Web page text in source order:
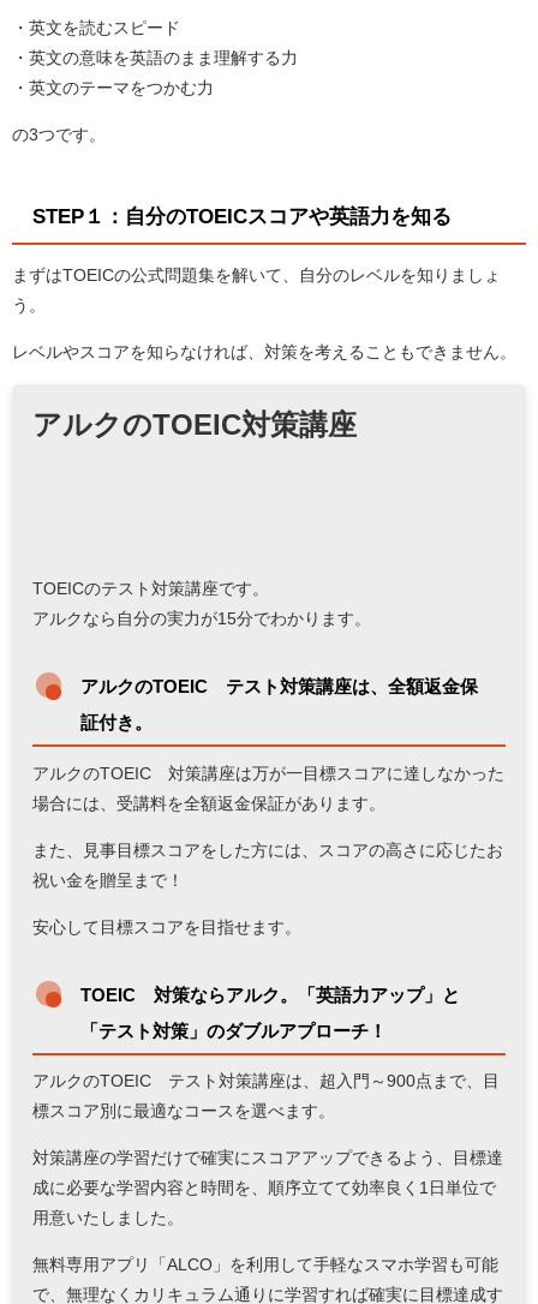
・英文を読むスピード
・英文の意味を英語のまま理解する力
・英文のテーマをつかむ力
の3つです。
STEP１：自分のTOEICスコアや英語力を知る
まずはTOEICの公式問題集を解いて、自分のレベルを知りましょ
う。
レベルやスコアを知らなければ、対策を考えることもできません。
アルクのTOEIC対策講座
TOEICのテスト対策講座です。
アルクなら自分の実力が15分でわかります。
アルクのTOEIC®テスト対策講座は、全額返金保
証付き。
アルクのTOEIC®対策講座は万が一目標スコアに達しなかった
場合には、受講料を全額返金保証があります。
また、見事目標スコアをした方には、スコアの高さに応じたお
祝い金を贈呈まで！
安心して目標スコアを目指せます。
TOEIC®対策ならアルク。「英語力アップ」と
「テスト対策」のダブルアプローチ！
アルクのTOEIC®テスト対策講座は、超入門～900点まで、目
標スコア別に最適なコースを選べます。
対策講座の学習だけで確実にスコアアップできるよう、目標達
成に必要な学習内容と時間を、順序立てて効率良く1日単位で
用意いたしました。
無料専用アプリ「ALCO」を利用して手軽なスマホ学習も可能
で、無理なくカリキュラム通りに学習すれば確実に目標達成す